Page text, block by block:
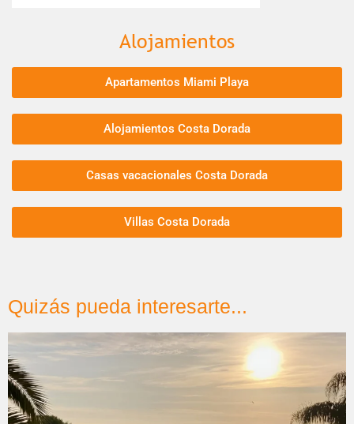
Alojamientos
Apartamentos Miami Playa
Alojamientos Costa Dorada
Casas vacacionales Costa Dorada
Villas Costa Dorada
Quizás pueda interesarte...